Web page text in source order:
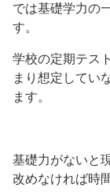
では基礎学力の
す。
学校の定期テス
まり想定してい
ます。
基礎力がないと
改めなければ時